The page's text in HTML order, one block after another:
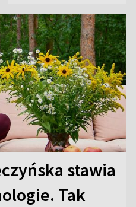
stawia
Tak